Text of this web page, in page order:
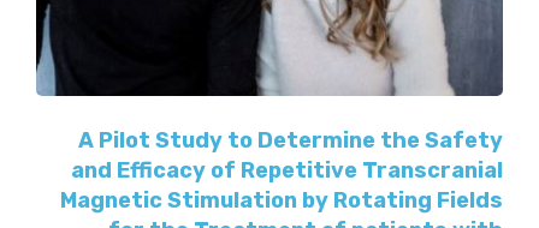
A Pilot Study to Determine the Safety
and Efficacy of Repetitive Transcranial
Magnetic Stimulation by Rotating Fields